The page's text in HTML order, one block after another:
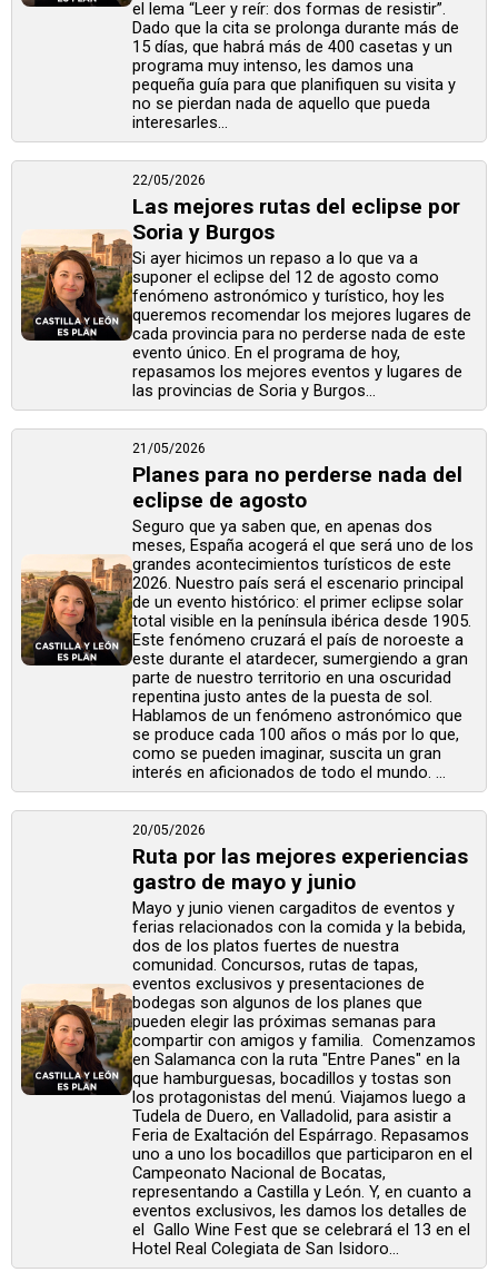
el lema “Leer y reír: dos formas de resistir”.
Dado que la cita se prolonga durante más de
15 días, que habrá más de 400 casetas y un
programa muy intenso, les damos una
pequeña guía para que planifiquen su visita y
no se pierdan nada de aquello que pueda
interesarles...
22/05/2026
Las mejores rutas del eclipse por
Soria y Burgos
Si ayer hicimos un repaso a lo que va a
suponer el eclipse del 12 de agosto como
fenómeno astronómico y turístico, hoy les
queremos recomendar los mejores lugares de
cada provincia para no perderse nada de este
evento único. En el programa de hoy,
repasamos los mejores eventos y lugares de
las provincias de Soria y Burgos...
21/05/2026
Planes para no perderse nada del
eclipse de agosto
Seguro que ya saben que, en apenas dos
meses, España acogerá el que será uno de los
grandes acontecimientos turísticos de este
2026. Nuestro país será el escenario principal
de un evento histórico: el primer eclipse solar
total visible en la península ibérica desde 1905.
Este fenómeno cruzará el país de noroeste a
este durante el atardecer, sumergiendo a gran
parte de nuestro territorio en una oscuridad
repentina justo antes de la puesta de sol.
Hablamos de un fenómeno astronómico que
se produce cada 100 años o más por lo que,
como se pueden imaginar, suscita un gran
interés en aficionados de todo el mundo. ...
20/05/2026
Ruta por las mejores experiencias
gastro de mayo y junio
Mayo y junio vienen cargaditos de eventos y
ferias relacionados con la comida y la bebida,
dos de los platos fuertes de nuestra
comunidad. Concursos, rutas de tapas,
eventos exclusivos y presentaciones de
bodegas son algunos de los planes que
pueden elegir las próximas semanas para
compartir con amigos y familia. Comenzamos
en Salamanca con la ruta "Entre Panes" en la
que hamburguesas, bocadillos y tostas son
los protagonistas del menú. Viajamos luego a
Tudela de Duero, en Valladolid, para asistir a
Feria de Exaltación del Espárrago. Repasamos
uno a uno los bocadillos que participaron en el
Campeonato Nacional de Bocatas,
representando a Castilla y León. Y, en cuanto a
eventos exclusivos, les damos los detalles de
el Gallo Wine Fest que se celebrará el 13 en el
Hotel Real Colegiata de San Isidoro...